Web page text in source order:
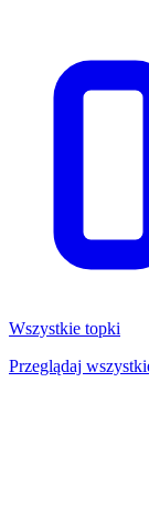
Wszystkie topki
Przeglądaj